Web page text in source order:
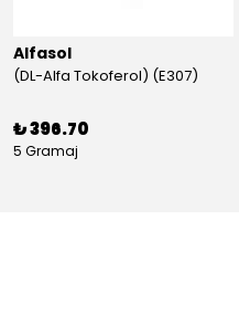
Alfasol
(DL-Alfa Tokoferol) (E307)
₺ 396.70
5 Gramaj